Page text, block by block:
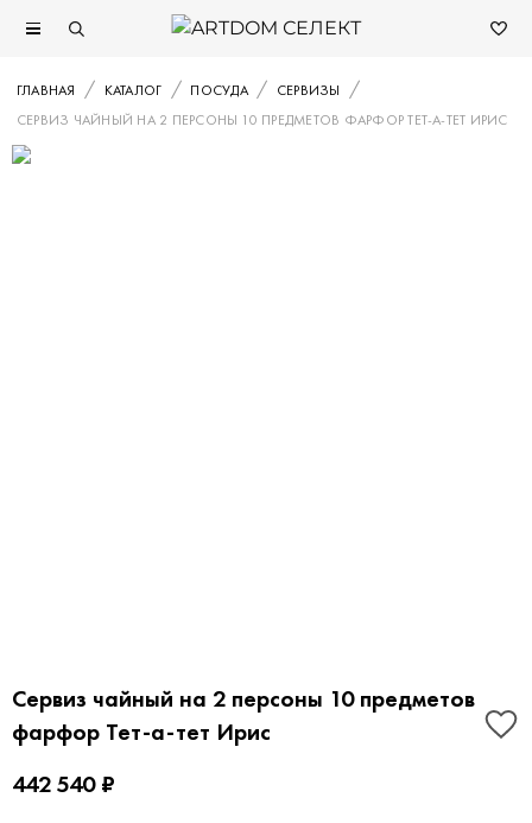
ГЛАВНАЯ КАТАЛОГ ПОСУДА
СЕРВИЗЫ
СЕРВИЗ ЧАЙНЫЙ НА 2 ПЕРСОНЫ 10 ПРЕДМЕТОВ ФАРФОР ТЕТ-А-ТЕТ ИРИС
Сервиз чайный на 2 персоны 10 предметов
фарфор Тет-а-тет Ирис
442 540 ₽